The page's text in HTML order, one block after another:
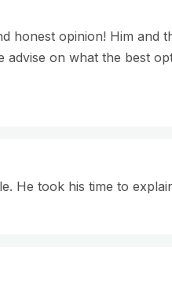
honest opinion! Him and
advise on what the best
He took his time to